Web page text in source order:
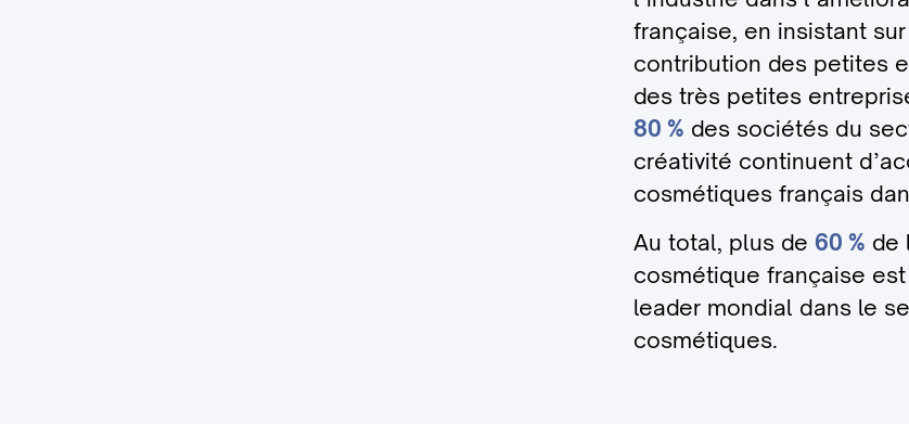
française, en insistant
contribution des petites
des très petites
80 % des sociétés du
créativité continuent
cosmétiques français
Au total, plus de 60 % de
cosmétique française
leader mondial dans le
cosmétiques.